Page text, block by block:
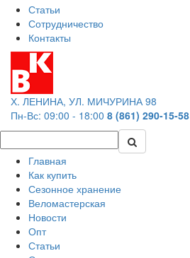
Статьи
Сотрудничество
Контакты
Х. ЛЕНИНА, УЛ. МИЧУРИНА 98
Пн-Вс: 09:00 - 18:00 8 (861) 290-15-58
Главная
Как купить
Сезонное хранение
Веломастерская
Новости
Опт
Статьи